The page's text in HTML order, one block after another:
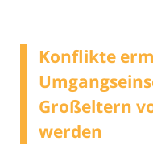
Konflikte
Großeltern
werden